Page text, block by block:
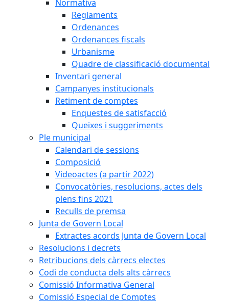
Normativa
Reglaments
Ordenances
Ordenances fiscals
Urbanisme
Quadre de classificació documental
Inventari general
Campanyes institucionals
Retiment de comptes
Enquestes de satisfacció
Queixes i suggeriments
Ple municipal
Calendari de sessions
Composició
Videoactes (a partir 2022)
Convocatòries, resolucions, actes dels
plens fins 2021
Reculls de premsa
Junta de Govern Local
Extractes acords Junta de Govern Local
Resolucions i decrets
Retribucions dels càrrecs electes
Codi de conducta dels alts càrrecs
Comissió Informativa General
Comissió Especial de Comptes